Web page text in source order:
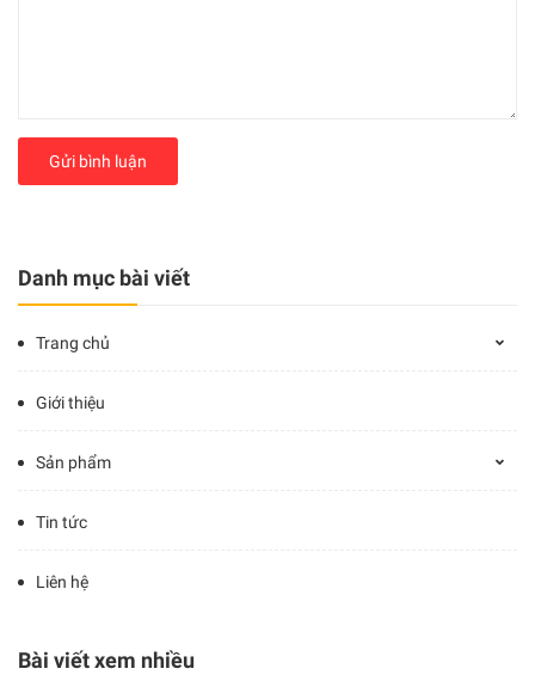
Danh mục bài viết
Trang chủ
Giới thiệu
Sản phẩm
Tin tức
Liên hệ
Bài viết xem nhiều
Gửi bình luận